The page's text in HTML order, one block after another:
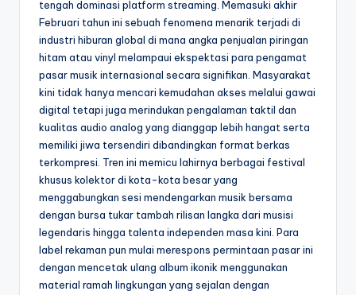
tengah dominasi platform streaming. Memasuki akhir
Februari tahun ini sebuah fenomena menarik terjadi di
industri hiburan global di mana angka penjualan piringan
hitam atau vinyl melampaui ekspektasi para pengamat
pasar musik internasional secara signifikan. Masyarakat
kini tidak hanya mencari kemudahan akses melalui gawai
digital tetapi juga merindukan pengalaman taktil dan
kualitas audio analog yang dianggap lebih hangat serta
memiliki jiwa tersendiri dibandingkan format berkas
terkompresi. Tren ini memicu lahirnya berbagai festival
khusus kolektor di kota-kota besar yang
menggabungkan sesi mendengarkan musik bersama
dengan bursa tukar tambah rilisan langka dari musisi
legendaris hingga talenta independen masa kini. Para
label rekaman pun mulai merespons permintaan pasar ini
dengan mencetak ulang album ikonik menggunakan
material ramah lingkungan yang sejalan dengan